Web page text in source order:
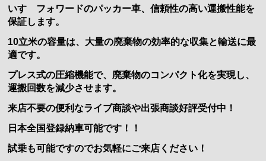
いすゞフォワードのパッカー車、信頼性の高い運搬性能を
保証します。
10立米の容量は、大量の廃棄物の効率的な収集と輸送に最
適です。
プレス式の圧縮機能で、廃棄物のコンパクト化を実現し、
運搬回数を減少させます。
来店不要の便利なライブ商談や出張商談好評受付中！
日本全国登録納車可能です！！
試乗も可能ですのでお気軽にご来店ください！